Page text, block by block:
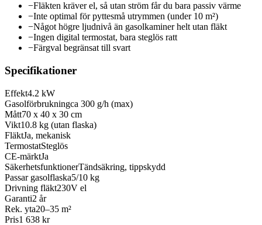
−Fläkten kräver el, så utan ström får du bara passiv värme
−Inte optimal för pyttesmå utrymmen (under 10 m²)
−Något högre ljudnivå än gasolkaminer helt utan fläkt
−Ingen digital termostat, bara steglös ratt
−Färgval begränsat till svart
Specifikationer
Effekt4.2 kW
Gasolförbrukningca 300 g/h (max)
Mått70 x 40 x 30 cm
Vikt10.8 kg (utan flaska)
FläktJa, mekanisk
TermostatSteglös
CE-märktJa
SäkerhetsfunktionerTändsäkring, tippskydd
Passar gasolflaska5/10 kg
Drivning fläkt230V el
Garanti2 år
Rek. yta20–35 m²
Pris1 638 kr